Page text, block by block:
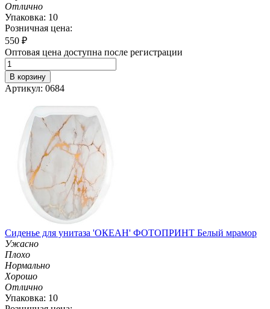
Отлично
Упаковка: 10
Розничная цена:
550 ₽
Оптовая цена доступна после регистрации
В корзину
Артикул: 0684
Сиденье для унитаза 'ОКЕАН' ФОТОПРИНТ Белый мрамор
Ужасно
Плохо
Нормально
Хорошо
Отлично
Упаковка: 10